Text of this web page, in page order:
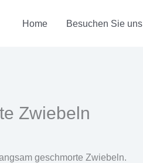
Home Besuchen Sie uns
Zwiebeln
geschmorte Zwiebeln.